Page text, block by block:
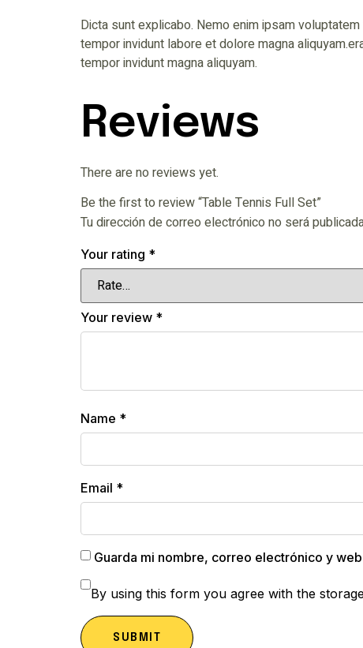
Dicta sunt explicabo. Nemo enim ipsam
tempor invidunt labore et dolore magna
tempor invidunt magna aliquyam.
Reviews
There are no reviews yet.
Be the first to review “Table Tennis Full Set”
Tu dirección de correo electrónico no será
Your rating *
Your review *
Name *
Email *
Guarda mi nombre, correo electrónico y
By using this form you agree with the